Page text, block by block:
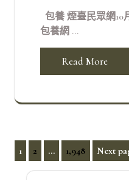
包養 煙臺民眾網10
包養網 ...
Read More
文
章
Page
1 Page
2 ... Page
1,948 Next